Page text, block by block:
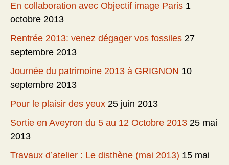
En collaboration avec Objectif image Paris 1
octobre 2013
Rentrée 2013: venez dégager vos fossiles 27
septembre 2013
Journée du patrimoine 2013 à GRIGNON 10
septembre 2013
Pour le plaisir des yeux 25 juin 2013
Sortie en Aveyron du 5 au 12 Octobre 2013 25 mai
2013
Travaux d’atelier : Le disthène (mai 2013) 15 mai